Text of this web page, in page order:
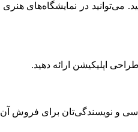
می‌توانید در نمایشگاه‌های
اپلیکیشن ارائه دهید.
و نویسندگی‌تان برای فروش آن‌ها